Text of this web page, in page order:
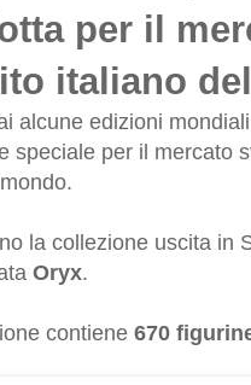
per il
italiano
alcune edizioni
speciale per il mercato
la collezione uscita in
Oryx.
contiene 670